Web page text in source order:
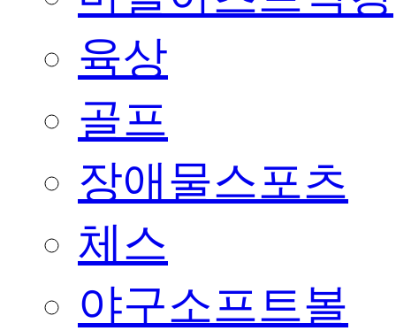
육상
골프
장애물스포츠
체스
야구소프트볼